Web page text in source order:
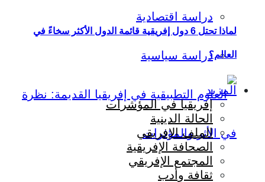
دراسة اقتصادية
دراسة سياسية
لماذا تحتل 6 دول إفريقية قائمة الدول الأكثر سخاءً في
العالم؟
المزيد
إفريقيا في المؤشرات
الحالة الدينية
الملف الإفريقي
الصحافة الإفريقية
المجتمع الإفريقي
ثقافة وأدب